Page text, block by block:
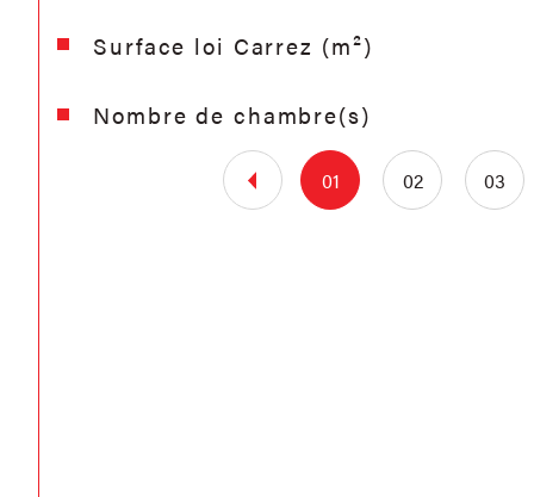
Surface loi Carrez (m²)
Nombre de chambre(s)
01 02 03